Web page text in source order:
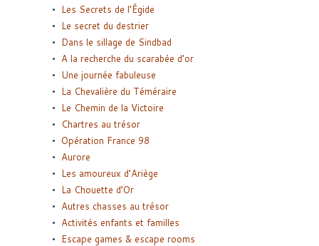
Les Secrets de l’Égide
Le secret du destrier
Dans le sillage de Sindbad
A la recherche du scarabée d’or
Une journée fabuleuse
La Chevalière du Téméraire
Le Chemin de la Victoire
Chartres au trésor
Opération France 98
Aurore
Les amoureux d’Ariège
La Chouette d’Or
Autres chasses au trésor
Activités enfants et familles
Escape games & escape rooms